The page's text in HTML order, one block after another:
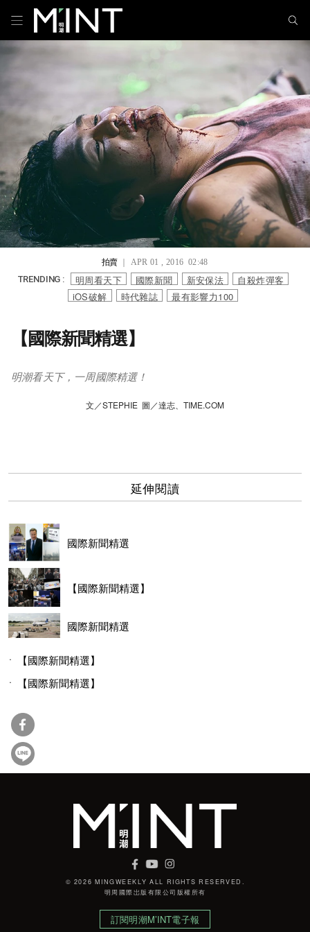
拍賣｜ APR 01 , 2016 02:48
TRENDING : 明周看天下 國際新聞 新安保法
自殺炸彈客
iOS破解
時代雜誌 最有影響力100
【國際新聞精選】
明潮看天下，一周國際精選！
文／STEPHIE 圖／達志、TIME.COM
延伸閱讀
國際新聞精選
【國際新聞精選】
國際新聞精選
【國際新聞精選】
【國際新聞精選】
© 2026 MINGWEEKLY ALL RIGHTS RESERVED.
明周國際岀版有限公司版權所有
訂閱明潮M’INT電子報